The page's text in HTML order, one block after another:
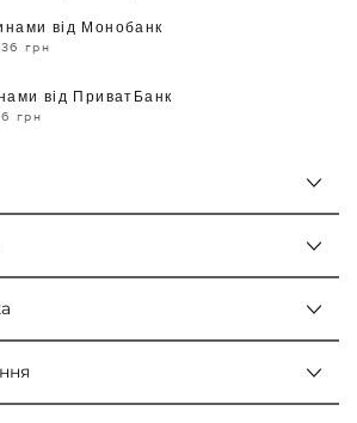
від Монобанк
грн
від ПриватБанк
грн